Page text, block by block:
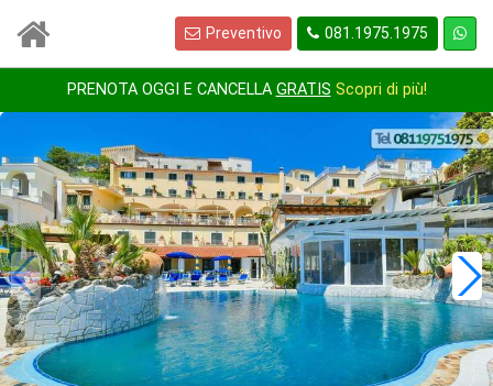
Preventivo 081.1975.1975
PRENOTA OGGI E CANCELLA GRATIS Scopri di più!